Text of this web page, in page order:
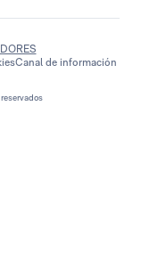
Canal de información